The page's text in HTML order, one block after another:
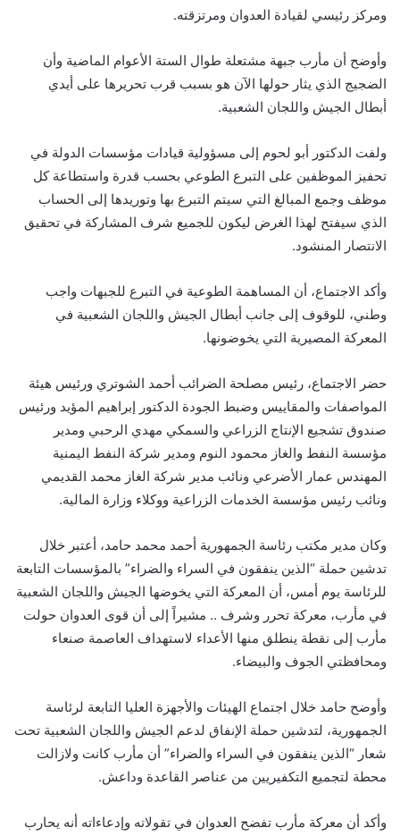
ومركز رئيسي لقيادة العدوان ومرتزقته.
وأوضح أن مأرب جبهة مشتعلة طوال الستة الأعوام الماضية وأن
الضجيج الذي يثار حولها الآن هو بسبب قرب تحريرها على أيدي
أبطال الجيش واللجان الشعبية.
ولفت الدكتور أبو لحوم إلى مسؤولية قيادات مؤسسات الدولة في
تحفيز الموظفين على التبرع الطوعي بحسب قدرة واستطاعة كل
موظف وجمع المبالغ التي سيتم التبرع بها وتوريدها إلى الحساب
الذي سيفتح لهذا الغرض ليكون للجميع شرف المشاركة في تحقيق
الانتصار المنشود.
وأكد الاجتماع، أن المساهمة الطوعية في التبرع للجبهات واجب
وطني، للوقوف إلى جانب أبطال الجيش واللجان الشعبية في
المعركة المصيرية التي يخوضونها.
حضر الاجتماع، رئيس مصلحة الضرائب أحمد الشوتري ورئيس هيئة
المواصفات والمقاييس وضبط الجودة الدكتور إبراهيم المؤيد ورئيس
صندوق تشجيع الإنتاج الزراعي والسمكي مهدي الرحبي ومدير
مؤسسة النفط والغاز محمود النوم ومدير شركة النفط اليمنية
المهندس عمار الأضرعي ونائب مدير شركة الغاز محمد القديمي
ونائب رئيس مؤسسة الخدمات الزراعية ووكلاء وزارة المالية.
وكان مدير مكتب رئاسة الجمهورية أحمد محمد حامد، أعتبر خلال
تدشين حملة “الذين ينفقون في السراء والضراء” بالمؤسسات التابعة
للرئاسة يوم أمس، أن المعركة التي يخوضها الجيش واللجان الشعبية
في مأرب، معركة تحرر وشرف .. مشيراً إلى أن قوى العدوان حولت
مأرب إلى نقطة ينطلق منها الأعداء لاستهداف العاصمة صنعاء
ومحافظتي الجوف والبيضاء.
وأوضح حامد خلال اجتماع الهيئات والأجهزة العليا التابعة لرئاسة
الجمهورية، لتدشين حملة الإنفاق لدعم الجيش واللجان الشعبية تحت
شعار “الذين ينفقون في السراء والضراء” أن مأرب كانت ولازالت
محطة لتجميع التكفيريين من عناصر القاعدة وداعش.
وأكد أن معركة مأرب تفضح العدوان في تقولاته وإدعاءاته أنه يحارب